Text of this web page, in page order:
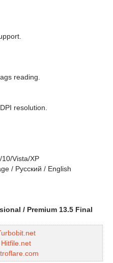
reading.
resolution.
Vista/XP
/ Русский / English
/ Premium 13.5 Final
Hitfile.net